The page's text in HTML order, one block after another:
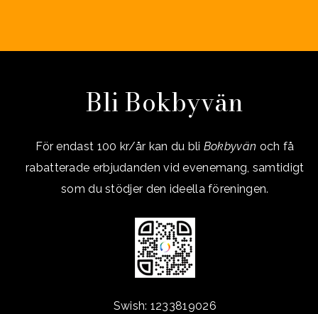
Bli Bokbyvän
För endast 100 kr/år kan du bli Bokbyvän och få
rabatterade erbjudanden vid evenemang, samtidigt
som du stödjer den ideella föreningen.
Swish: 1233819026